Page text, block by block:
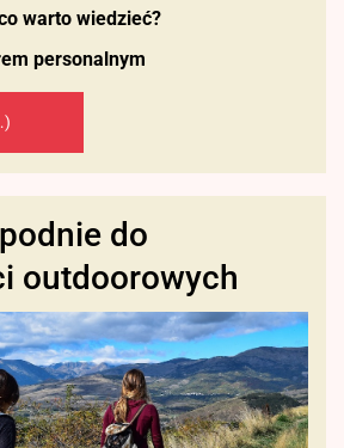
warto wiedzieć?
personalnym
do
outdoorowych